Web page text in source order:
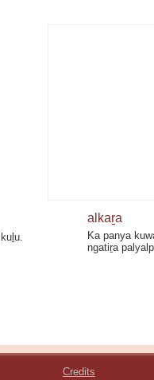
alkaṟa
Ka panya
ngatiṟa
Credits